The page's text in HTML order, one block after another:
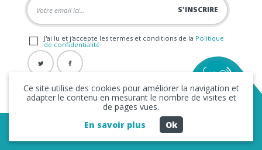
J'ai lu et j'accepte les termes et conditions de la Politique
de confidentialité
Copyright © 2026 La FRAP -Mentions légales
Business to Web
Ce site utilise des cookies pour améliorer la navigation et
adapter le contenu en mesurant le nombre de visites et
de pages vues.
En savoir plus
Ok